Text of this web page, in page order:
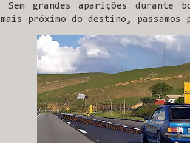
Sem grandes aparições durante
mais próximo do destino, passamos